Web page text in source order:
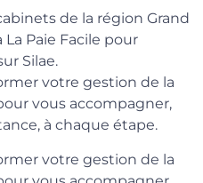
de la région Grand
Paie Facile pour
Silae.
votre gestion de la
vous accompagner,
à chaque étape.
votre gestion de la